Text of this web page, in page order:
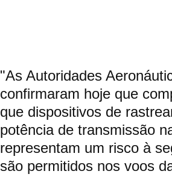
"As Autoridades
confirmaram hoje que
que dispositivos de
potência de transmissão
representam um risco à
são permitidos nos voos